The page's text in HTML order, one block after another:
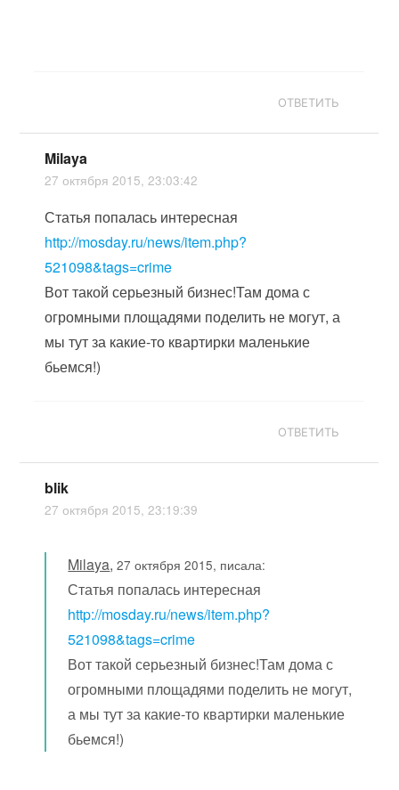
ОТВЕТИТЬ
Milaya
27 октября 2015, 23:03:42
Статья попалась интересная
http://mosday.ru/news/item.php?
521098&tags=crime
Вот такой серьезный бизнес!Там дома с
огромными площадями поделить не могут, а
мы тут за какие-то квартирки маленькие
бьемся!)
ОТВЕТИТЬ
blik
27 октября 2015, 23:19:39
Milaya,27 октября 2015, писала:
Статья попалась интересная
http://mosday.ru/news/item.php?
521098&tags=crime
Вот такой серьезный бизнес!Там дома с
огромными площадями поделить не могут,
а мы тут за какие-то квартирки маленькие
бьемся!)